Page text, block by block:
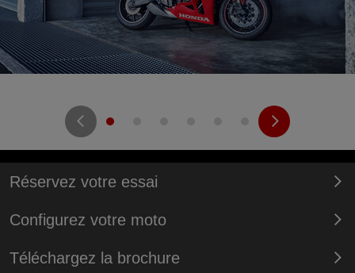
Réservez votre essai
Configurez votre moto
Téléchargez la brochure